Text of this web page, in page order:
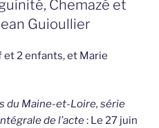
Chemazé et
Guioullier
et 2 enfants, et Marie
du Maine-et-Loire, série
de l’acte: Le 27 juin